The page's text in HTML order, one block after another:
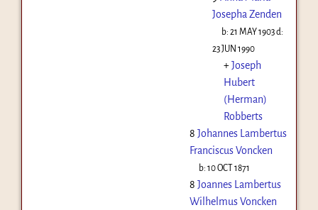
Josepha Zenden
b:21 MAY 1903d:
23 JUN 1990
+Joseph
Hubert
(Herman)
Robberts
8 Johannes Lambertus
Franciscus Voncken
b:10 OCT 1871
8 Joannes Lambertus
Wilhelmus Voncken